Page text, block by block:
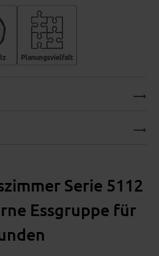
Serie 5112
Essgruppe für